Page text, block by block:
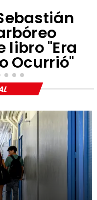
libro "Era
Ocurrió"